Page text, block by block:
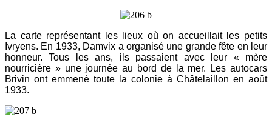
La carte représentant les lieux où on accueillait les petits
Ivryens. En 1933, Damvix a organisé une grande fête en leur
honneur. Tous les ans, ils passaient avec leur « mère
nourricière » une journée au bord de la mer. Les autocars
Brivin ont emmené toute la colonie à Châtelaillon en août
1933.